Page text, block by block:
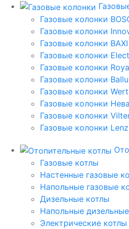
Газовые колонки
Газовые колонки
Газовые колонки BAXI
Газовые колонки
Газовые колонки
Газовые колонки Ballu
Газовые колонки
Газовые колонки Нева
Газовые колонки
Газовые колонки
Газовые котлы
Настенные газовые
Напольные газовые
Дизельные котлы
Напольные
Электрические котлы